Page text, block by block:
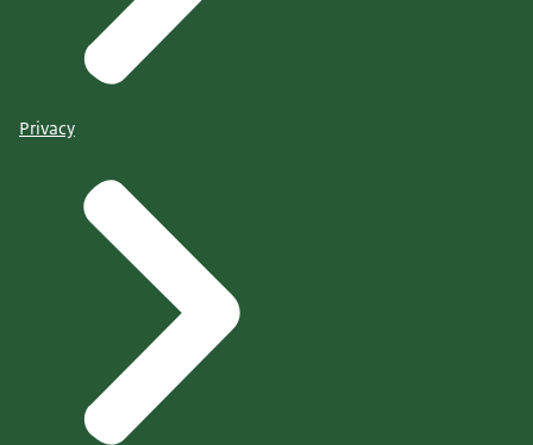
Privacy